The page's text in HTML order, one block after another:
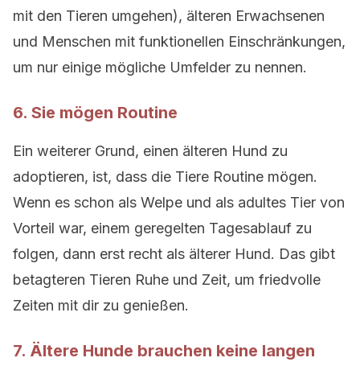
mit den Tieren umgehen), älteren Erwachsenen
und Menschen mit funktionellen Einschränkungen,
um nur einige mögliche Umfelder zu nennen.
6. Sie mögen Routine
Ein weiterer Grund, einen älteren Hund zu
adoptieren, ist, dass die Tiere Routine mögen.
Wenn es schon als Welpe und als adultes Tier von
Vorteil war, einem geregelten Tagesablauf zu
folgen, dann erst recht als älterer Hund. Das gibt
betagteren Tieren Ruhe und Zeit, um friedvolle
Zeiten mit dir zu genießen.
7. Ältere Hunde brauchen keine langen